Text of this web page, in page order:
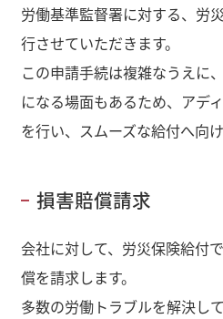
労働基準監督署に対する、労
行させていただきます。
この申請手続は複雑なうえに
になる場面もあるため、アデ
を行い、スムーズな給付へ向
損害賠償請求
会社に対して、労災保険給付
償を請求します。
多数の労働トラブルを解決し